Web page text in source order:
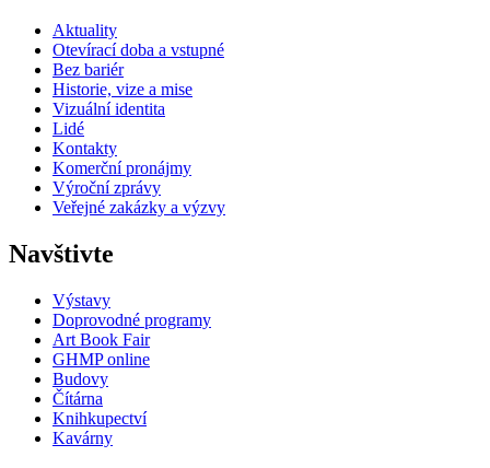
Aktuality
Otevírací doba a vstupné
Bez bariér
Historie, vize a mise
Vizuální identita
Lidé
Kontakty
Komerční pronájmy
Výroční zprávy
Veřejné zakázky a výzvy
Navštivte
Výstavy
Doprovodné programy
Art Book Fair
GHMP online
Budovy
Čítárna
Knihkupectví
Kavárny